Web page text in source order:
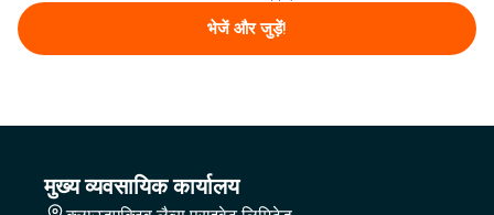
भेजें और जुड़ें!
मुख्य व्यवसायिक कार्यालय